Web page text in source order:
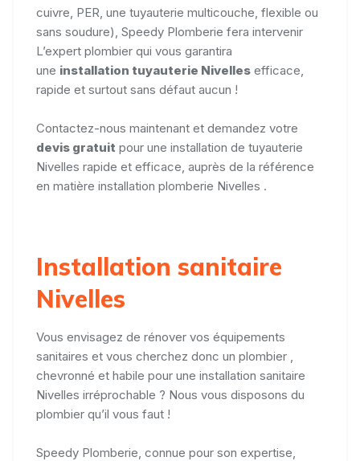
cuivre, PER, une tuyauterie multicouche, flexible ou
sans soudure), Speedy Plomberie fera intervenir
L’expert plombier qui vous garantira
une installation tuyauterie Nivelles efficace,
rapide et surtout sans défaut aucun !
Contactez-nous maintenant et demandez votre
devis gratuit pour une installation de tuyauterie
Nivelles rapide et efficace, auprès de la référence
en matière installation plomberie Nivelles .
Installation sanitaire
Nivelles
Vous envisagez de rénover vos équipements
sanitaires et vous cherchez donc un plombier ,
chevronné et habile pour une installation sanitaire
Nivelles irréprochable ? Nous vous disposons du
plombier qu’il vous faut !
Speedy Plomberie, connue pour son expertise,